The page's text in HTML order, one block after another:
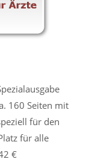
160 Seiten mit
für den
für alle
€